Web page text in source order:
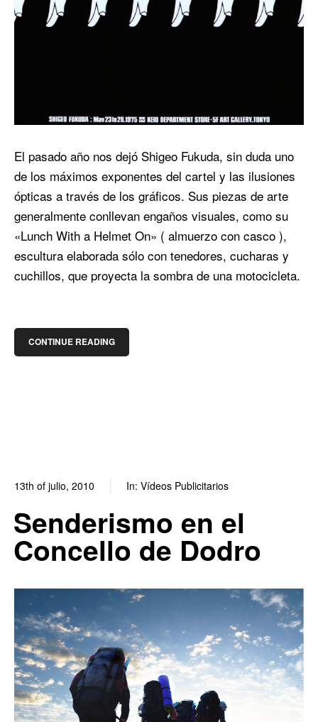
El pasado año nos dejó Shigeo Fukuda, sin duda uno
de los máximos exponentes del cartel y las ilusiones
ópticas a través de los gráficos. Sus piezas de arte
generalmente conllevan engaños visuales, como su
«Lunch With a Helmet On» ( almuerzo con casco ),
escultura elaborada sólo con tenedores, cucharas y
cuchillos, que proyecta la sombra de una motocicleta.
CONTINUE READING
13th of julio, 2010 In: Vídeos Publicitarios
Senderismo en el
Concello de Dodro